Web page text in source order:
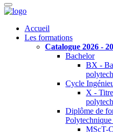
Accueil
Les formations
Catalogue 2026 -
Bachelor
BX -
Cycle
X -
Diplôme de
MScT-